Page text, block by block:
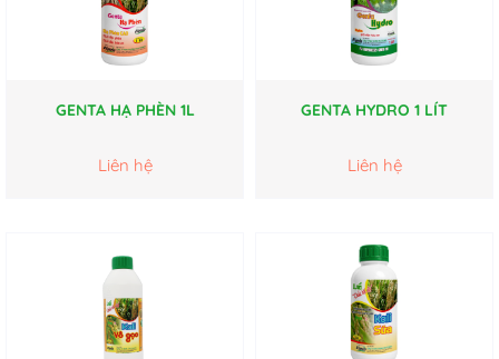
GENTA HẠ PHÈN 1L
Liên hệ
GENTA HYDRO 1 LÍT
Liên hệ